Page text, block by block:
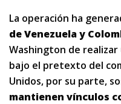
La operación ha
de Venezuela y
Washington de realizar
bajo el pretexto del
Unidos, por su parte,
mantienen vínculos